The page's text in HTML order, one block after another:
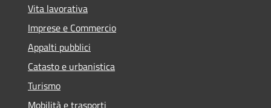
Vita lavorativa
Imprese e Commercio
Appalti pubblici
Catasto e urbanistica
Turismo
Mobilità e trasporti